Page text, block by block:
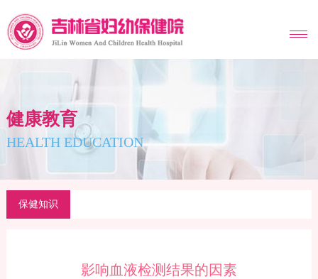
MENU
健康教育
HEALTH EDUCATION
保健知识
影响血液检测结果的因素